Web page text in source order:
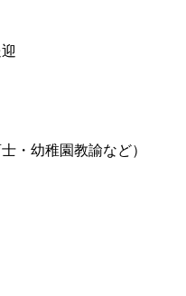
・幼稚園教諭など）